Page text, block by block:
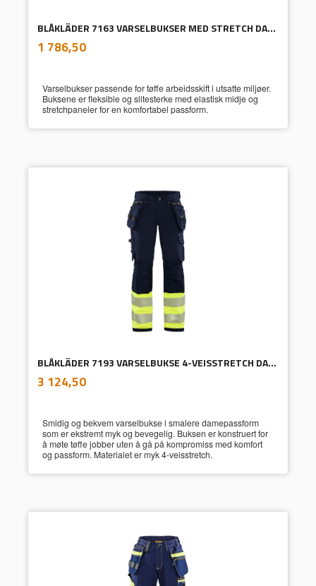
BLÅKLÄDER 7163 VARSELBUKSER MED STRETCH DAME
Pris
1 786,50mva.
Varselbukser passende for tøffe arbeidsskift i utsatte miljøer.
Buksene er fleksible og slitesterke med elastisk midje og
stretchpaneler for en komfortabel passform.
BLÅKLÄDER 7193 VARSELBUKSE 4-VEISSTRETCH DAME
Pris
3 124,50mva.
Smidig og bekvem varselbukse i smalere damepassform
som er ekstremt myk og bevegelig. Buksen er konstruert for
å møte tøffe jobber uten å gå på kompromiss med komfort
og passform. Materialet er myk 4-veisstretch.